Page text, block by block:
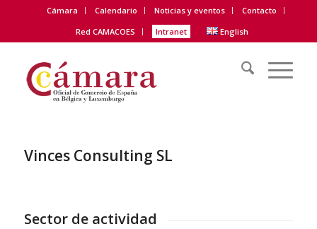
Cámara Calendario Noticias y eventos
Contacto
Red CAMACOES
Intranet English
Vinces Consulting SL
Sector de actividad